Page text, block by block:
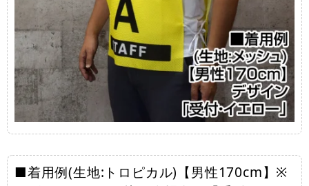
■着用例(生地:トロピカル)【男性170cm】※